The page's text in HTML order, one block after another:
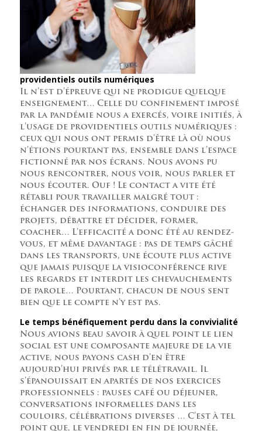
providentiels outils numériques
Il n’est d’épreuve qui ne prodigue quelque
enseignement… Celle du confinement imposé
par la pandémie nous a exercés, voire initiés, à
l’usage de providentiels outils numériques :
ceux qui nous ont permis d’être là où nous
n’étions pourtant pas, ensemble dans l’espace
fictionné par nos écrans. Nous avons pu
nous rencontrer, nous voir, nous parler et
nous écouter. Ouf ! Le contact a vite été
rétabli pour travailler malgré tout :
échanger des informations, conduire des
projets, débattre et décider, former,
coacher… L’efficacité a donc été au rendez-
vous, et même davantage : pas de temps gâché
dans les transports, une écoute plus active
que jamais puisque la visioconférence rive
les regards et interdit les chevauchements
de parole… Pourtant, chacun de nous sent
bien que le compte n’y est pas.
Le temps bénéfiquement perdu dans la convivialité
Nous avions beau savoir à quel point le lien
social est une composante majeure de la vie
active, nous payons cash d’en être
aujourd’hui privés par le télétravail. Il
s’épanouissait en apartés de nos exercices
professionnels : pauses café ou déjeuner,
conversations informelles dans les
couloirs, célébrations diverses … C’est à tel
point que, le vendredi en fin de journée,